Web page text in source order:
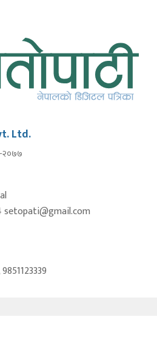
Ltd.
२०७७
setopati@gmail.com